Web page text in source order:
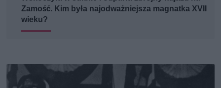
Zamość. Kim była najodważniejsza magnatka XVII
wieku?